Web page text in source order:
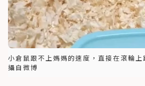
小倉鼠跟不上媽媽的速度，直接在滾輪
攝自微博